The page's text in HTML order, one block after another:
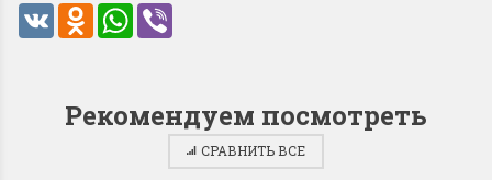
VK Odnoklassniki
WhatsApp
Рекомендуем посмотреть
СРАВНИТЬ ВСЕ